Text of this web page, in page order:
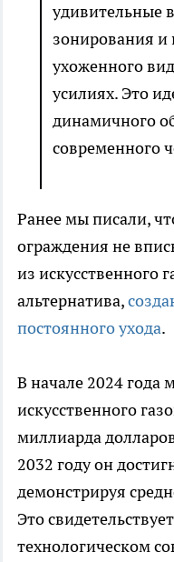
удивительные
зонирования и
ухоженного
усилиях. Это
динамичного
современного
Ранее мы писали,
ограждения не
из искусственного
альтернатива,
постоянного ухода.
В начале 2024 года
искусственного
миллиарда
2032 году он
демонстрируя
Это
технологическом